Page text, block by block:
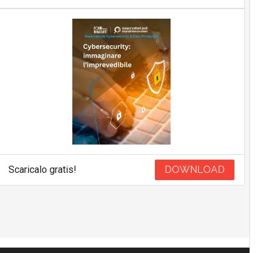
Scaricalo gratis! DOWNLOAD